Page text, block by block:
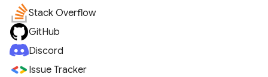
Stack Overflow
GitHub
Discord
Issue Tracker